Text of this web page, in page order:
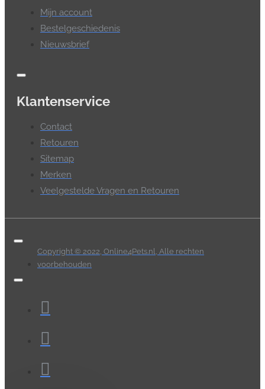
Mijn account
Bestelgeschiedenis
Nieuwsbrief
Klantenservice
Contact
Retouren
Sitemap
Merken
Veelgestelde Vragen en Retouren
Copyright © 2022, Online4Pets.nl, Alle rechten
voorbehouden